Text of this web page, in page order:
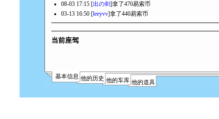
08-03 17:15 [出の剑]拿了470易索币
03-13 16:50 [leeyvv]拿了440易索币
当前座驾
基本信息 他的历史 他的车库 他的道具